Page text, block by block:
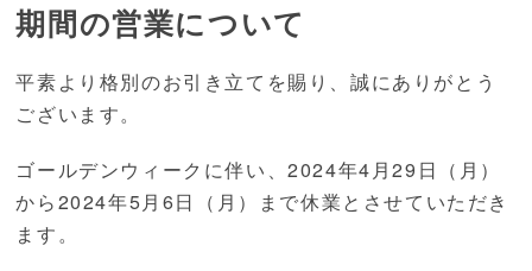
期間の営業について
平素より格別のお引き立てを賜り、誠にありがとう
ございます。
ゴールデンウィークに伴い、2024年4月29日（月）
から2024年5月6日（月）まで休業とさせていただき
ます。